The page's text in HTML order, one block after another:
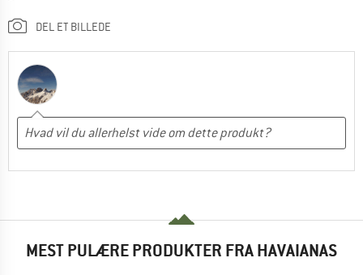
DEL ET BILLEDE
MEST PULÆRE PRODUKTER FRA HAVAIANAS